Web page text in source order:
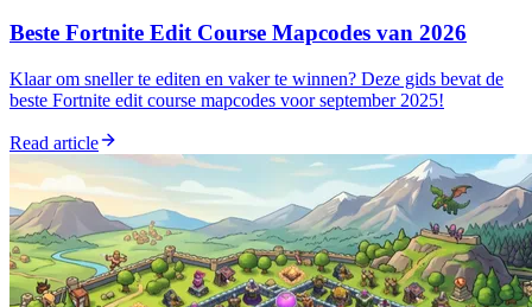
Beste Fortnite Edit Course Mapcodes van 2026
Klaar om sneller te editen en vaker te winnen? Deze gids bevat de
beste Fortnite edit course mapcodes voor september 2025!
Read article